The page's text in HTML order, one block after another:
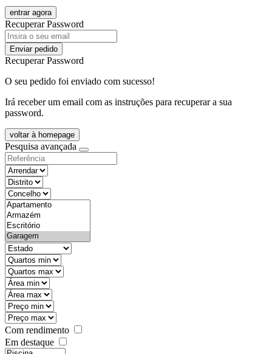
entrar agora
Recuperar Password
Enviar pedido
Recuperar Password
O seu pedido foi enviado com sucesso!
Irá receber um email com as instruções para recuperar a sua
password.
voltar à homepage
Pesquisa avançada
objective
districtId
countyId
types
state
mintypo
maxtypo
minarea
maxarea
minprice
maxprice
Com rendimento
Em destaque